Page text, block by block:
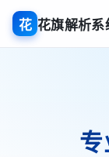
花 花旗解析系